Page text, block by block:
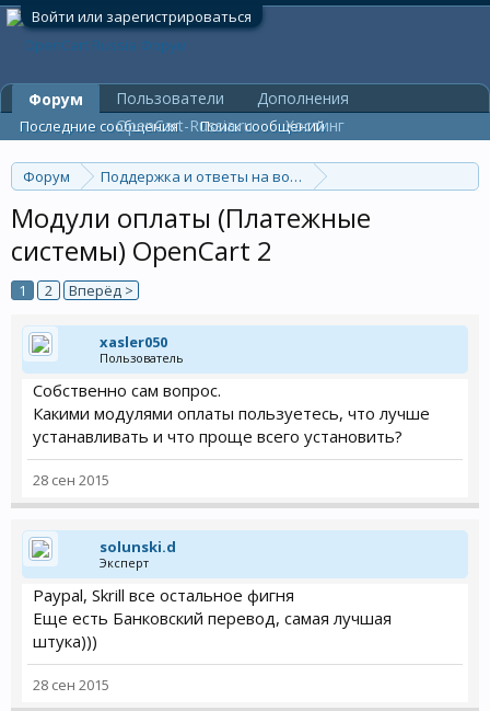
Войти или зарегистрироваться
Форум
Поддержка и ответы на вопросы
Модули оплаты (Платежные
системы) OpenCart 2
1 2 Вперёд >
xasler050
Пользователь
Собственно сам вопрос.
Какими модулями оплаты пользуетесь, что лучше
устанавливать и что проще всего установить?
28 сен 2015
solunski.d
Эксперт
Paypal, Skrill все остальное фигня
Еще есть Банковский перевод, самая лучшая
штука)))
28 сен 2015
Форум
Последние сообщения Поиск сообщений
Пользователи
Дополнения
OpenCart-Russia.ru
Хостинг